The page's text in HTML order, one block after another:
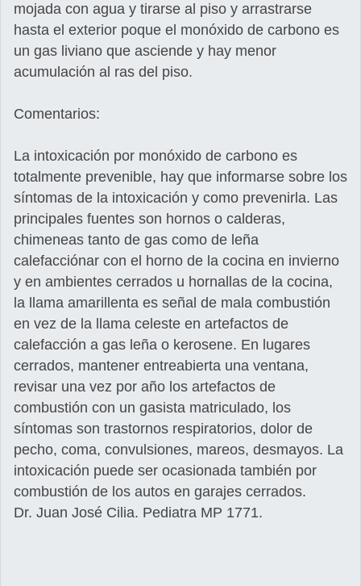
mojada con agua y tirarse al piso y arrastrarse
hasta el exterior poque el monóxido de carbono es
un gas liviano que asciende y hay menor
acumulación al ras del piso.
Comentarios:
La intoxicación por monóxido de carbono es
totalmente prevenible, hay que informarse sobre los
síntomas de la intoxicación y como prevenirla. Las
principales fuentes son hornos o calderas,
chimeneas tanto de gas como de leña
calefacciónar con el horno de la cocina en invierno
y en ambientes cerrados u hornallas de la cocina,
la llama amarillenta es señal de mala combustión
en vez de la llama celeste en artefactos de
calefacción a gas leña o kerosene. En lugares
cerrados, mantener entreabierta una ventana,
revisar una vez por año los artefactos de
combustión con un gasista matriculado, los
síntomas son trastornos respiratorios, dolor de
pecho, coma, convulsiones, mareos, desmayos. La
intoxicación puede ser ocasionada también por
combustión de los autos en garajes cerrados.
Dr. Juan José Cilia. Pediatra MP 1771.